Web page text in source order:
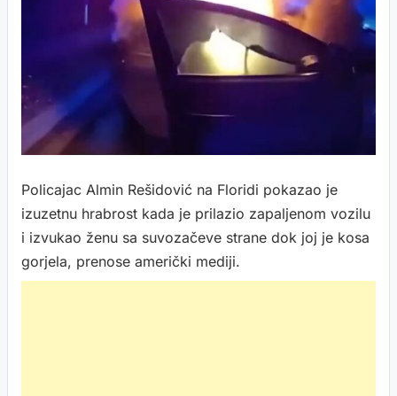
Policajac Almin Rešidović na Floridi pokazao je
izuzetnu hrabrost kada je prilazio zapaljenom vozilu
i izvukao ženu sa suvozačeve strane dok joj je kosa
gorjela, prenose američki mediji.